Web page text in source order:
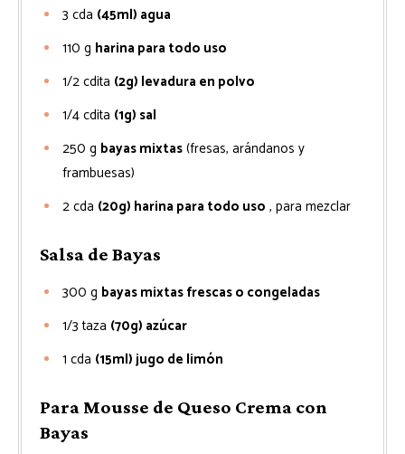
3 cda (45ml) agua
110 g harina para todo uso
1/2cdita (2g) levadura en polvo
1/4cdita (1g) sal
250 g bayas mixtas(fresas, arándanos y
frambuesas)
2cda (20g) harina para todo uso , para mezclar
Salsa de Bayas
300 g bayas mixtas frescas o congeladas
1/3taza (70g) azúcar
1 cda (15ml) jugo de limón
Para Mousse de Queso Crema con
Bayas